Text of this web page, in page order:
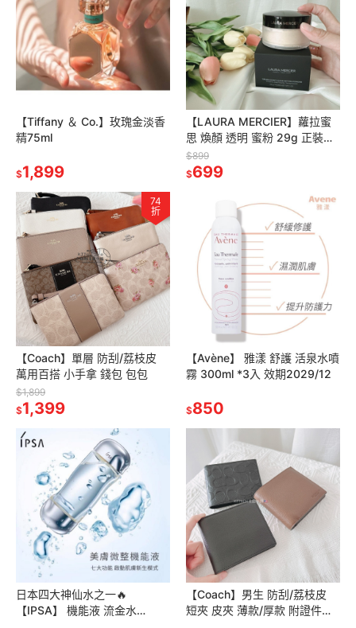
【Tiffany ＆ Co.】玫瑰金淡香
精75ml
$1,899
【LAURA MERCIER】蘿拉蜜
思 煥顏 透明 蜜粉 29g 正裝容
量（不含粉撲）效2027.7
$899
$699
74
折
【Coach】單層 防刮/荔枝皮
萬用百搭 小手拿 錢包 包包
$1,899
$1,399
【Avène】 雅漾 舒護 活泉水噴
霧 300ml *3入 效期2029/12
$850
日本四大神仙水之一🔥
【IPSA】 機能液 流金水
【Coach】男生 防刮/荔枝皮
短夾 皮夾 薄款/厚款 附證件夾